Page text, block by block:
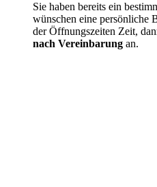
Sie haben bereits ein
wünschen eine persönliche
der Öffnungszeiten Zeit,
nach Vereinbarung an.